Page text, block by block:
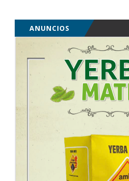
ANUNCIOS